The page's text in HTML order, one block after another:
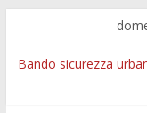
Bando sicurezza
Restauro 2026,